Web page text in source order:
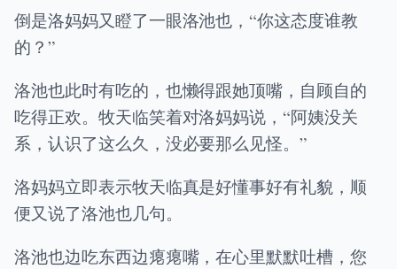
倒是洛妈妈又瞪了一眼洛池也，“你这态度谁教
的？”
洛池也此时有吃的，也懒得跟她顶嘴，自顾自的
吃得正欢。牧天临笑着对洛妈妈说，“阿姨没关
系，认识了这么久，没必要那么见怪。”
洛妈妈立即表示牧天临真是好懂事好有礼貌，顺
便又说了洛池也几句。
洛池也边吃东西边瘪瘪嘴，在心里默默吐槽，您